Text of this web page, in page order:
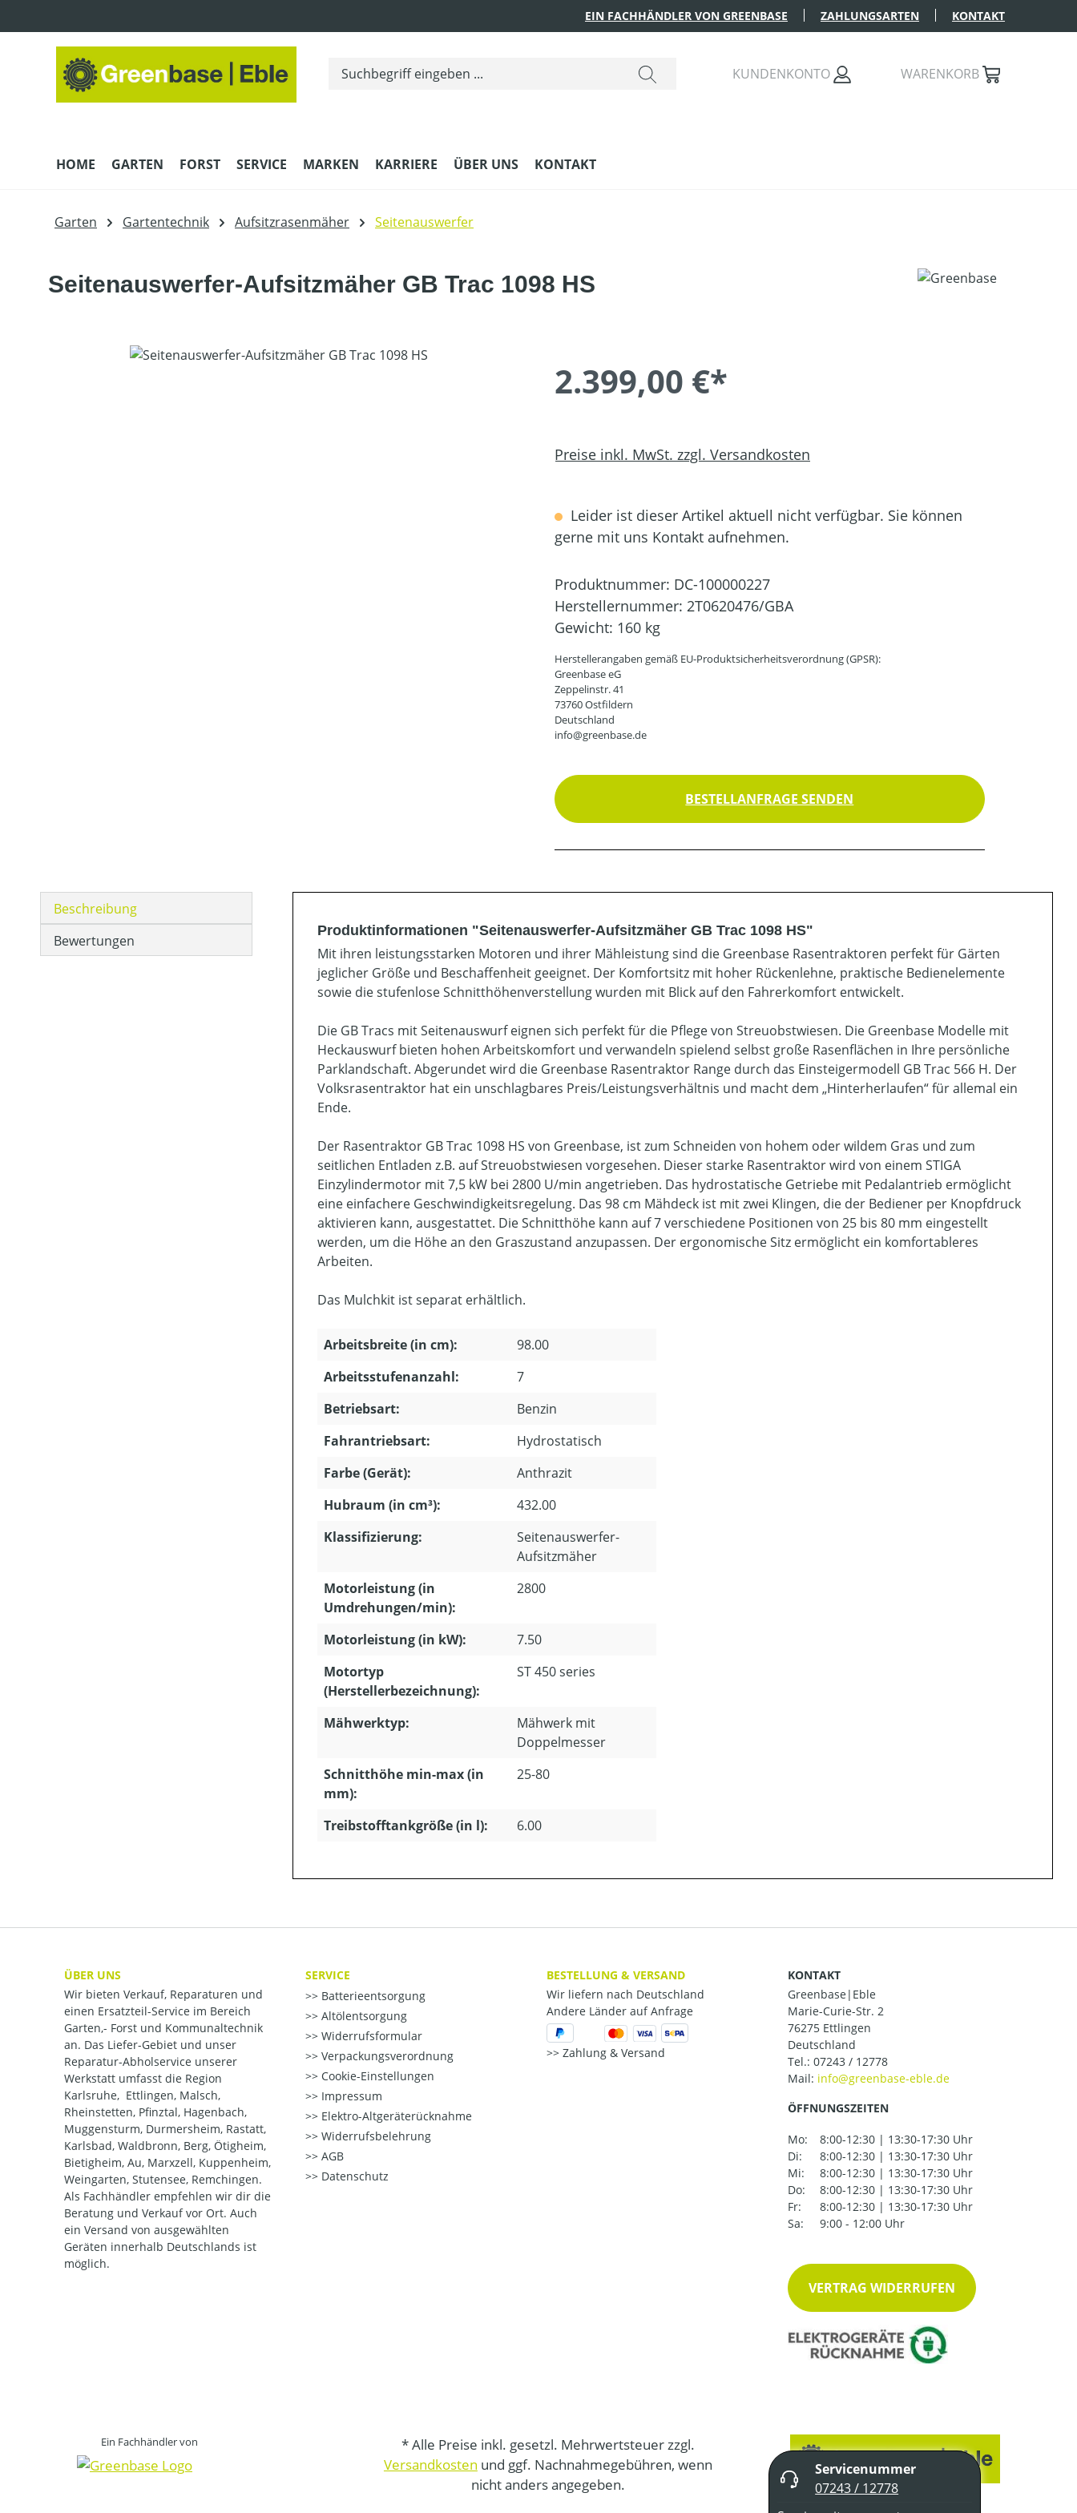
EIN FACHHÄNDLER VON GREENBASE ZAHLUNGSARTEN KONTAKT
KUNDENKONTO WARENKORB
HOME GARTEN FORST SERVICE MARKEN KARRIERE ÜBER UNS KONTAKT
Garten Gartentechnik Aufsitzrasenmäher Seitenauswerfer
Seitenauswerfer-Aufsitzmäher GB Trac 1098 HS
Bildergalerie überspringen
2.399,00 €*
Preise inkl. MwSt. zzgl. Versandkosten
Leider ist dieser Artikel aktuell nicht verfügbar. Sie können
gerne mit uns Kontakt aufnehmen.
Produktnummer: DC-100000227
Herstellernummer: 2T0620476/GBA
Gewicht: 160 kg
Herstellerangaben gemäß EU-Produktsicherheitsverordnung (GPSR):
Greenbase eG
Zeppelinstr. 41
73760 Ostfildern
Deutschland
info@greenbase.de
BESTELLANFRAGE SENDEN
Beschreibung
Bewertungen
Produktinformationen "Seitenauswerfer-Aufsitzmäher GB Trac 1098 HS"
Mit ihren leistungsstarken Motoren und ihrer Mähleistung sind die Greenbase Rasentraktoren perfekt für Gärten
jeglicher Größe und Beschaffenheit geeignet. Der Komfortsitz mit hoher Rückenlehne, praktische Bedienelemente
sowie die stufenlose Schnitthöhenverstellung wurden mit Blick auf den Fahrerkomfort entwickelt.
Die GB Tracs mit Seitenauswurf eignen sich perfekt für die Pflege von Streuobstwiesen. Die Greenbase Modelle mit
Heckauswurf bieten hohen Arbeitskomfort und verwandeln spielend selbst große Rasenflächen in Ihre persönliche
Parklandschaft. Abgerundet wird die Greenbase Rasentraktor Range durch das Einsteigermodell GB Trac 566 H. Der
Volksrasentraktor hat ein unschlagbares Preis/Leistungsverhältnis und macht dem „Hinterherlaufen“ für allemal ein
Ende.
Der Rasentraktor GB Trac 1098 HS von Greenbase, ist zum Schneiden von hohem oder wildem Gras und zum
seitlichen Entladen z.B. auf Streuobstwiesen vorgesehen. Dieser starke Rasentraktor wird von einem STIGA
Einzylindermotor mit 7,5 kW bei 2800 U/min angetrieben. Das hydrostatische Getriebe mit Pedalantrieb ermöglicht
eine einfachere Geschwindigkeitsregelung. Das 98 cm Mähdeck ist mit zwei Klingen, die der Bediener per Knopfdruck
aktivieren kann, ausgestattet. Die Schnitthöhe kann auf 7 verschiedene Positionen von 25 bis 80 mm eingestellt
werden, um die Höhe an den Graszustand anzupassen. Der ergonomische Sitz ermöglicht ein komfortableres
Arbeiten.
Das Mulchkit ist separat erhältlich.
Arbeitsbreite (in cm):
98.00
Arbeitsstufenanzahl:
7
Betriebsart:
Benzin
Fahrantriebsart:
Hydrostatisch
Farbe (Gerät):
Anthrazit
Hubraum (in cm³):
432.00
Klassifizierung:
Seitenauswerfer-
Aufsitzmäher
Motorleistung (in
Umdrehungen/min):
2800
Motorleistung (in kW):
7.50
Motortyp
(Herstellerbezeichnung):
ST 450 series
Mähwerktyp:
Mähwerk mit
Doppelmesser
Schnitthöhe min-max (in
mm):
25-80
Treibstofftankgröße (in l): 6.00
ÜBER UNS
Wir bieten Verkauf, Reparaturen und
einen Ersatzteil-Service im Bereich
Garten,- Forst und Kommunaltechnik
an. Das Liefer-Gebiet und unser
Reparatur-Abholservice unserer
Werkstatt umfasst die Region
Karlsruhe, Ettlingen, Malsch,
Rheinstetten, Pfinztal, Hagenbach,
Muggensturm, Durmersheim, Rastatt,
Karlsbad, Waldbronn, Berg, Ötigheim,
Bietigheim, Au, Marxzell, Kuppenheim,
Weingarten, Stutensee, Remchingen.
Als Fachhändler empfehlen wir dir die
Beratung und Verkauf vor Ort. Auch
ein Versand von ausgewählten
Geräten innerhalb Deutschlands ist
möglich.
SERVICE
Batterieentsorgung
Altölentsorgung
Widerrufsformular
Verpackungsverordnung
Cookie-Einstellungen
Impressum
Elektro-Altgeräterücknahme
Widerrufsbelehrung
AGB
Datenschutz
BESTELLUNG & VERSAND
Wir liefern nach Deutschland
Andere Länder auf Anfrage
Zahlung & Versand
KONTAKT
Greenbase|Eble
Marie-Curie-Str. 2
76275 Ettlingen
Deutschland
Tel.: 07243 / 12778
Mail:
ÖFFNUNGSZEITEN
Mo:
8:00-12:30 | 13:30-17:30 Uhr
Di:
8:00-12:30 | 13:30-17:30 Uhr
Mi:
8:00-12:30 | 13:30-17:30 Uhr
Do:
8:00-12:30 | 13:30-17:30 Uhr
Fr:
8:00-12:30 | 13:30-17:30 Uhr
Sa:
9:00 - 12:00 Uhr
VERTRAG WIDERRUFEN
Ein Fachhändler von
* Alle Preise inkl. gesetzl. Mehrwertsteuer zzgl.
Versandkosten und ggf. Nachnahmegebühren, wenn
nicht anders angegeben.
Servicenummer
07243 / 12778